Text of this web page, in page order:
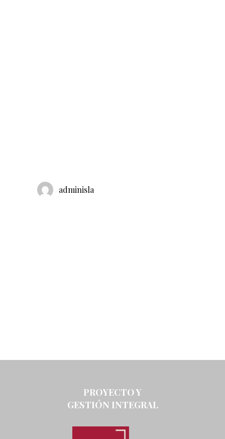
adminisla
PROYECTO Y
GESTIÓN INTEGRAL